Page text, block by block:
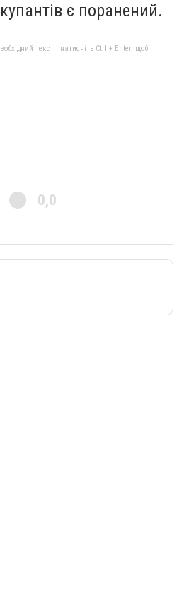
є поранений.
текст і натисніть Ctrl + Enter, щоб
0,0